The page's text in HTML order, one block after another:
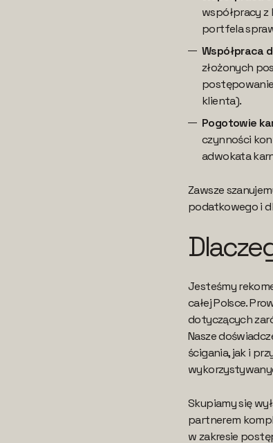
współpracy
portfela
Współpraca
złożonych
klienta).
Pogotowie
czynności
adwokata
Zawsze
podatkowego i
Jesteśmy
całej Polsce.
dotyczących
Nasze
ścigania, jak i
Skupiamy się
partnerem
w zakresie